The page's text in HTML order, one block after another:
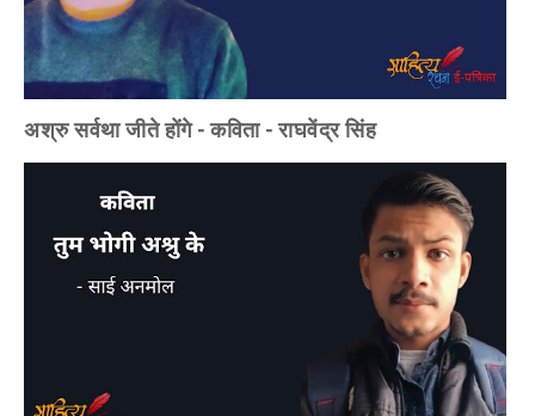
अश्रु सर्वथा जीते होंगे - कविता - राघवेंद्र सिंह